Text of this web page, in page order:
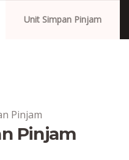
Unit Simpan Pinjam
Pinjam